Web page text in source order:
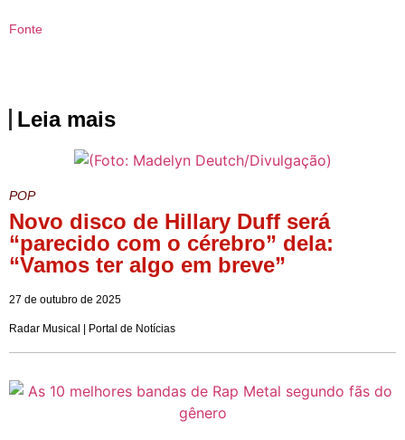
Fonte
Leia mais
POP
Novo disco de Hillary Duff será
“parecido com o cérebro” dela:
“Vamos ter algo em breve”
27 de outubro de 2025
Radar Musical | Portal de Notícias